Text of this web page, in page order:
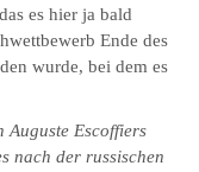
es hier ja bald
Ende des
wurde, bei dem es
Auguste Escoffiers
nach der russischen